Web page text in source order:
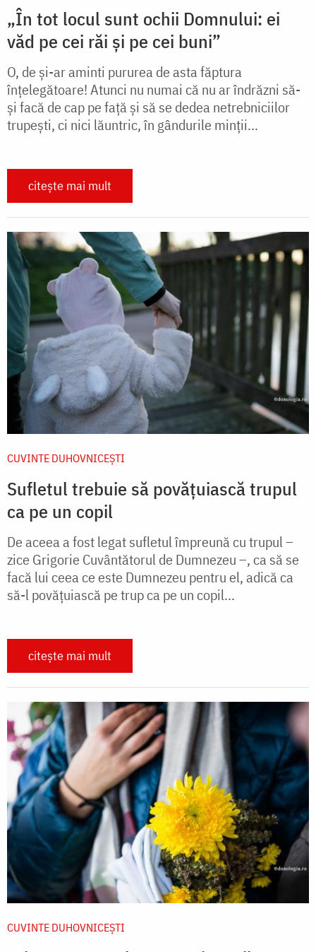
„În tot locul sunt ochii Domnului: ei
văd pe cei răi și pe cei buni”
O, de și-ar aminti pururea de asta făptura
înțelegătoare! Atunci nu numai că nu ar îndrăzni să-
și facă de cap pe față și să se dedea netrebniciilor
trupești, ci nici lăuntric, în gândurile minții...
citește mai mult
CUVINTE DUHOVNICEȘTI
Sufletul trebuie să povățuiască trupul
ca pe un copil
De aceea a fost legat sufletul împreună cu trupul –
zice Grigorie Cuvântătorul de Dumnezeu –, ca să se
facă lui ceea ce este Dumnezeu pentru el, adică ca
să-l povățuiască pe trup ca pe un copil...
citește mai mult
CUVINTE DUHOVNICEȘTI